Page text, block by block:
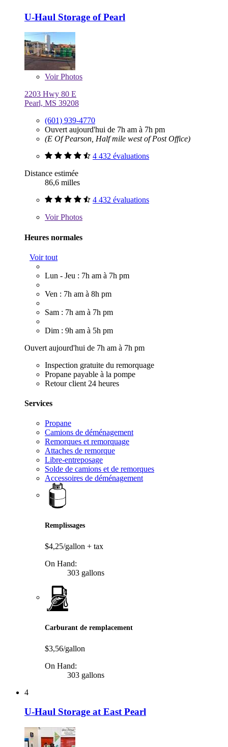
U-Haul Storage of Pearl
VoirPhotos
2203 Hwy 80 E
Pearl, MS 39208
(601) 939-4770
Ouvert aujourd'hui de 7h am à 7h pm
(E Of Pearson, Half mile west of Post Office)
4 432 évaluations
Distance estimée
86,6 milles
4 432 évaluations
VoirPhotos
Heures normales
Voir tout
Lun - Jeu : 7h am à 7h pm
Ven : 7h am à 8h pm
Sam : 7h am à 7h pm
Dim : 9h am à 5h pm
Ouvert aujourd'hui de 7h am à 7h pm
Inspection gratuite du remorquage
Propane payable à la pompe
Retour client 24 heures
Services
Propane
Camions de déménagement
Remorques et remorquage
Attaches de remorque
Libre-entreposage
Solde de camions et de remorques
Accessoires de déménagement
Remplissages
$4,25/gallon + tax
On Hand:
303 gallons
Carburant de remplacement
$3,56/gallon
On Hand:
303 gallons
4
U-Haul Storage at East Pearl